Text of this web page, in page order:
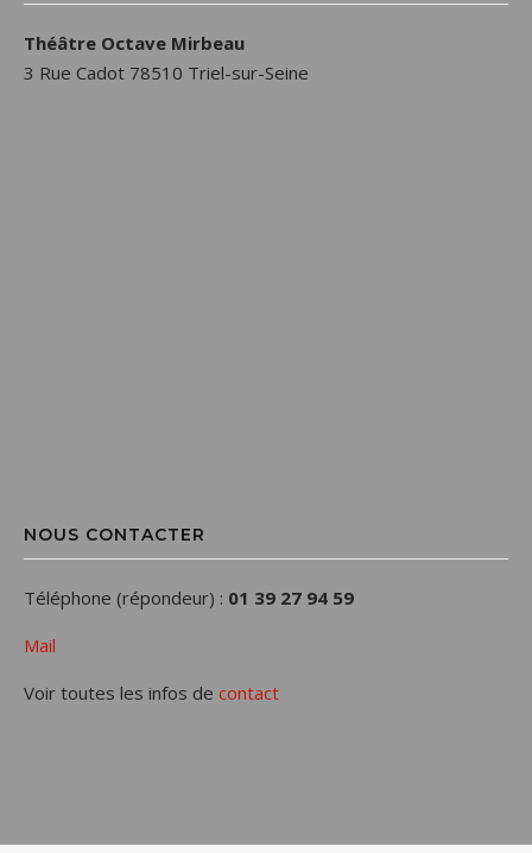
Théâtre Octave Mirbeau
3 Rue Cadot 78510 Triel-sur-Seine
NOUS CONTACTER
Téléphone (répondeur) : 01 39 27 94 59
Mail
Voir toutes les infos de contact